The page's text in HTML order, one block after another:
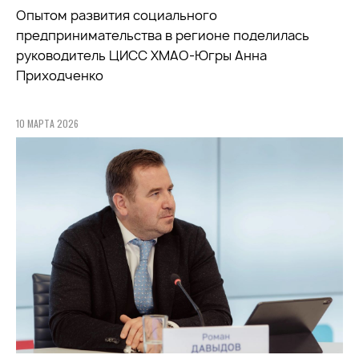
Опытом развития социального
предпринимательства в регионе поделилась
руководитель ЦИСС ХМАО-Югры Анна
Приходченко
10 МАРТА 2026